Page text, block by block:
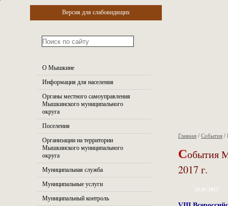
О Мышкине
Информация для населения
Органы местного самоуправления
Мышкинского муниципального
округа
Поселения
Организации на территории
Мышкинского муниципального
округа
Муниципальная служба
Муниципальные услуги
Муниципальный контроль
Главная / События /
События
2017 г.
21.07.2017
Версия для слабовидящих